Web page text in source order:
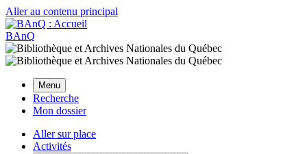
Aller au contenu principal
BAnQ
Menu
Recherche
Mon dossier
Aller sur place
Activités